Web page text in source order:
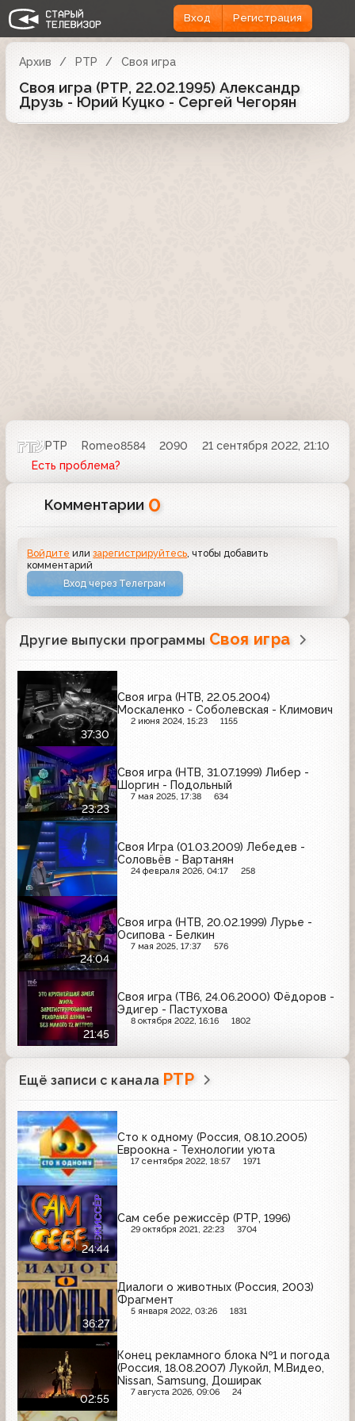
Вход Регистрация
Архив РТР Своя игра
Своя игра (РТР, 22.02.1995) Александр
Друзь - Юрий Куцко - Сергей Чегорян
РТР Romeo8584 2090
21 сентября 2022, 21:10
Есть проблема?
Комментарии 0
Войдите илизарегистрируйтесь , чтобы добавить
комментарий
Вход через Телеграм
Другие выпуски программы Своя игра
37:30
Своя игра (НТВ, 22.05.2004)
Москаленко - Соболевская - Климович
2 июня 2024, 15:23 1155
23:23
Своя игра (НТВ, 31.07.1999) Либер -
Шоргин - Подольный
7 мая 2025, 17:38 634
Своя Игра (01.03.2009) Лебедев -
Соловьёв - Вартанян
24 февраля 2026, 04:17 258
24:04
Своя игра (НТВ, 20.02.1999) Лурье -
Осипова - Белкин
7 мая 2025, 17:37 576
21:45
Своя игра (ТВ6, 24.06.2000) Фёдоров -
Эдигер - Пастухова
8 октября 2022, 16:16 1802
Ещё записи с канала РТР
Сто к одному (Россия, 08.10.2005)
Евроокна - Технологии уюта
17 сентября 2022, 18:57 1971
24:44
Сам себе режиссёр (РТР, 1996)
29 октября 2021, 22:23 3704
36:27
Диалоги о животных (Россия, 2003)
Фрагмент
5 января 2022, 03:26 1831
02:55
Конец рекламного блока №1 и погода
(Россия, 18.08.2007) Лукойл, М.Видео,
Nissan, Samsung, Доширак
7 августа 2026, 09:06 24